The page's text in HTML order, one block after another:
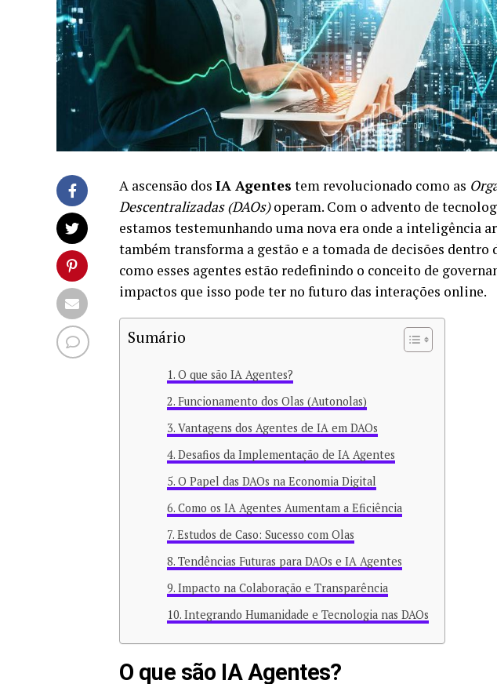
A ascensão dos IA Agentes tem revolucionado como as
Descentralizadas (DAOs)operam. Com o advento de
estamos testemunhando uma nova era onde a inteligência
também transforma a gestão e a tomada de decisões dentro
como esses agentes estão redefinindo o conceito de
impactos que isso pode ter no futuro das interações online.
Sumário
O que são IA Agentes?
Funcionamento dos Olas (Autonolas)
Vantagens dos Agentes de IA em DAOs
Desafios da Implementação de IA Agentes
O Papel das DAOs na Economia Digital
Como os IA Agentes Aumentam a Eficiência
Estudos de Caso: Sucesso com Olas
Tendências Futuras para DAOs e IA Agentes
Impacto na Colaboração e Transparência
Integrando Humanidade e Tecnologia nas DAOs
O que são IA Agentes?